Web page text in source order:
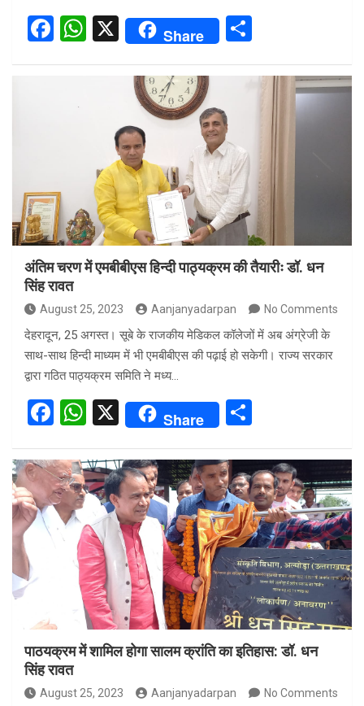
F
k
W
p
X Share
ar
अंतिम चरण में एमबीबीएस हिन्दी पाठ्यक्रम की तैयारीः डॉ. धन
सिंह रावत
August 25, 2023 Aanjanyadarpan No Comments
देहरादून, 25 अगस्त। सूबे के राजकीय मेडिकल कॉलेजों में अब अंग्रेजी के
साथ-साथ हिन्दी माध्यम में भी एमबीबीएस की पढ़ाई हो सकेगी। राज्य सरकार
द्वारा गठित पाठ्यक्रम समिति ने मध्य…
F
ce
b
o
o
W
at
s
A
p
p
X Share
ar
e
पाठयक्रम में शामिल होगा सालम क्रांति का इतिहास: डॉ. धन
सिंह रावत
August 25, 2023 Aanjanyadarpan No Comments